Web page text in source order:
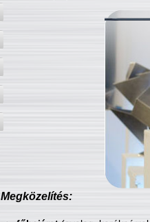
Megközelítés: